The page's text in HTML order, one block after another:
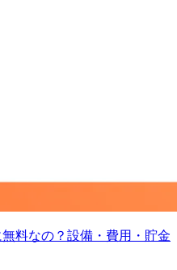
料なの？設備・費用・貯金